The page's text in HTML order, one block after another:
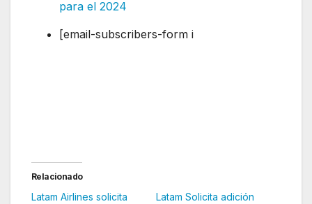
para el 2024
[email-subscribers-form i
Relacionado
Latam Airlines solicita
Latam Solicita adición